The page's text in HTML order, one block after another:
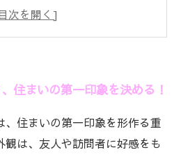
ンド、今注目すべき素材は
と機能性を両立させたエク
住まいの第一印象を決める！
、住まいの第一印象を形作る重
は、友人や訪問者に好感をも